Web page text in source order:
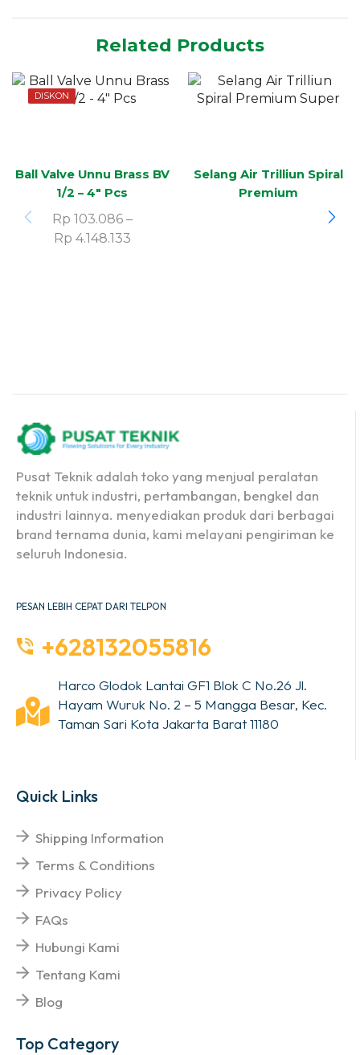
Related Products
DISKON
Ball Valve Unnu Brass BV
1/2 – 4″ Pcs
Rp 103.086 –
Rp 4.148.133
Selang Air Trilliun Spiral
Premium
Pusat Teknik adalah toko yang menjual peralatan
teknik untuk industri, pertambangan, bengkel dan
industri lainnya. menyediakan produk dari berbagai
brand ternama dunia, kami melayani pengiriman ke
seluruh Indonesia.
PESAN LEBIH CEPAT DARI TELPON
+628132055816
Harco Glodok Lantai GF1 Blok C No.26 Jl.
Hayam Wuruk No. 2 – 5 Mangga Besar, Kec.
Taman Sari Kota Jakarta Barat 11180
Quick Links
Shipping Information
Terms & Conditions
Privacy Policy
FAQs
Hubungi Kami
Tentang Kami
Blog
Top Category